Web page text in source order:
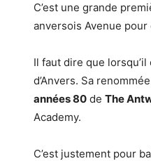
C’est une grande
anversois Avenue pour
Il faut dire que
d’Anvers. Sa
années 80 de The
Academy.
C’est justement pour